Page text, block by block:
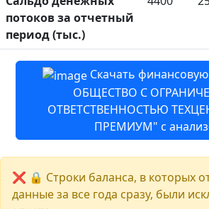
потоков за отчетный
период (тыс.)
Скачать финансовую
ОБЩЕСТВО С
ОТВЕТСТВЕННОСТЬЮ
ПРЕМИУМ" с
❌ 🔒 Строки баланса, в которых
данные за все года сразу, были